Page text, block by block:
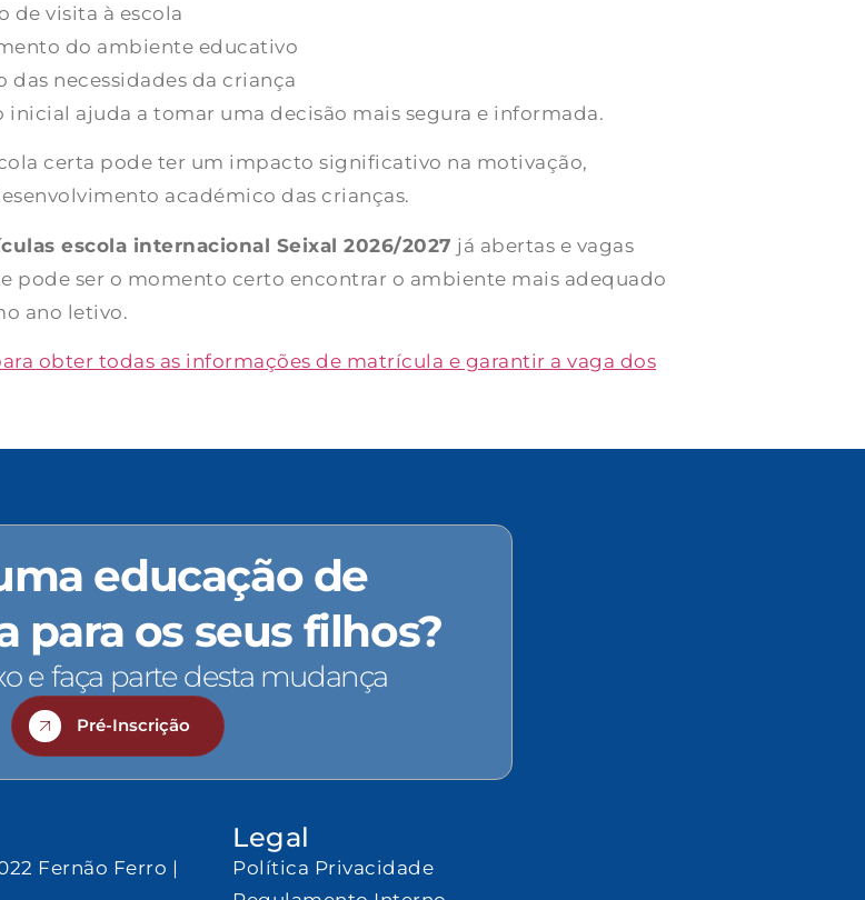
de visita à escola
do ambiente educativo
das necessidades da criança
inicial ajuda a tomar uma decisão mais segura e informada.
certa pode ter um impacto significativo na motivação,
académico das crianças.
escola internacional Seixal 2026/2027 já abertas e vagas
pode ser o momento certo encontrar o ambiente mais adequado
ano letivo.
obter todas as informações de matrícula e garantir a vaga dos
educação de
para os seus filhos?
e faça parte desta mudança
Pré-Inscrição
Fernão Ferro |
Legal
Política Privacidade